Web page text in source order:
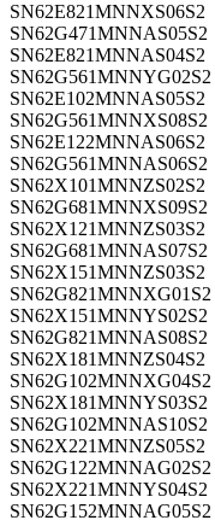
SN62E821MNNXS06S2
SN62G471MNNAS05S2
SN62E821MNNAS04S2
SN62G561MNNYG02S2
SN62E102MNNAS05S2
SN62G561MNNXS08S2
SN62E122MNNAS06S2
SN62G561MNNAS06S2
SN62X101MNNZS02S2
SN62G681MNNXS09S2
SN62X121MNNZS03S2
SN62G681MNNAS07S2
SN62X151MNNZS03S2
SN62G821MNNXG01S2
SN62X151MNNYS02S2
SN62G821MNNAS08S2
SN62X181MNNZS04S2
SN62G102MNNXG04S2
SN62X181MNNYS03S2
SN62G102MNNAS10S2
SN62X221MNNZS05S2
SN62G122MNNAG02S2
SN62X221MNNYS04S2
SN62G152MNNAG05S2